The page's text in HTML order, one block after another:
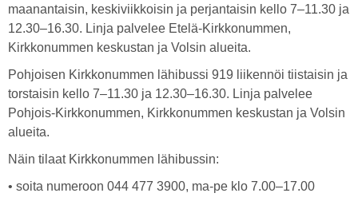
maanantaisin, keskiviikkoisin ja perjantaisin kello 7–11.30 ja
12.30–16.30. Linja palvelee Etelä-Kirkkonummen,
Kirkkonummen keskustan ja Volsin alueita.
Pohjoisen Kirkkonummen lähibussi 919 liikennöi tiistaisin ja
torstaisin kello 7–11.30 ja 12.30–16.30. Linja palvelee
Pohjois-Kirkkonummen, Kirkkonummen keskustan ja Volsin
alueita.
Näin tilaat Kirkkonummen lähibussin:
• soita numeroon 044 477 3900, ma-pe klo 7.00–17.00